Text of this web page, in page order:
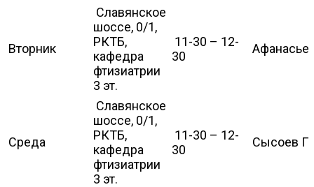
Вторник
Славянское
шоссе, 0/1,
РКТБ,
кафедра
фтизиатрии
3 эт.
11-30 – 12-
30
Среда
Славянское
шоссе, 0/1,
РКТБ,
кафедра
фтизиатрии
3 эт.
11-30 – 12-
30
Сысоев